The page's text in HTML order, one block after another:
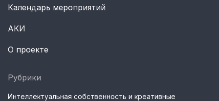
Календарь мероприятий
АКИ
О проекте
Рубрики
Интеллектуальная собственность и креативные